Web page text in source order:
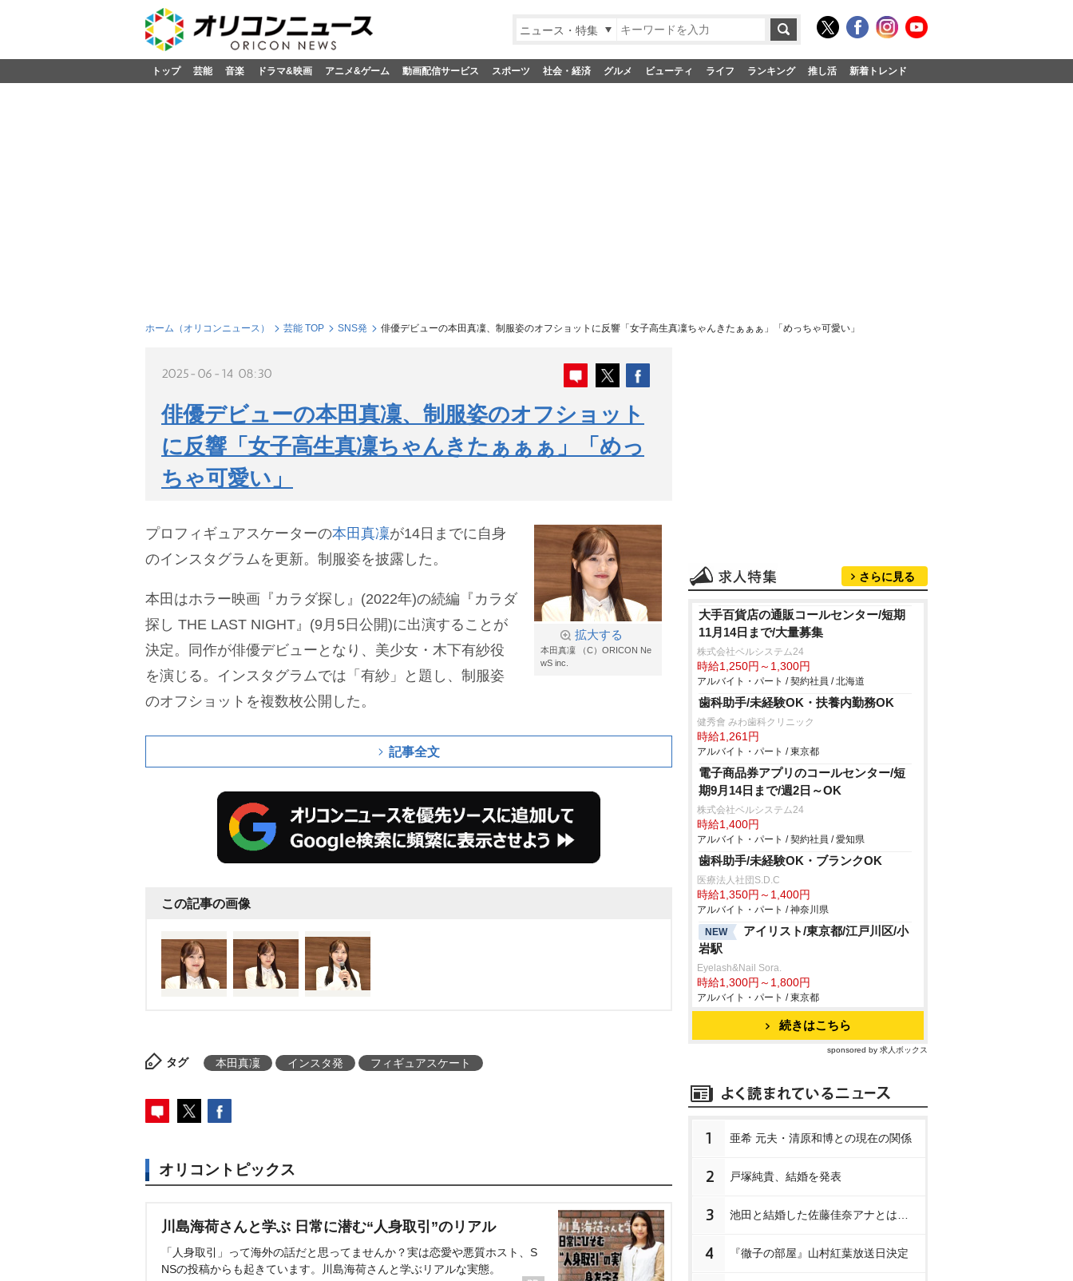
ニュース・特集
トップ 芸能 音楽 ドラマ&映画 アニメ&ゲーム 動画配信サービス スポーツ 社会・経済 グルメ ビューティ ライフ ランキング 推し活 新着トレンド
ホーム（オリコンニュース） 芸能 TOP SNS発 俳優デビューの本田真凜、制服姿のオフショットに反響「女子高生真凜ちゃんきたぁぁぁ」「めっちゃ可愛い」
2025-06-14 08:30
俳優デビューの本田真凜、制服姿のオフショット
に反響「女子高生真凜ちゃんきたぁぁぁ」「めっ
ちゃ可愛い」
拡大する
本田真凜 （C）ORICON Ne
wS inc.
プロフィギュアスケーターの本田真凜が14日までに自身
のインスタグラムを更新。制服姿を披露した。
本田はホラー映画『カラダ探し』(2022年)の続編『カラダ
探し THE LAST NIGHT』(9月5日公開)に出演することが
決定。同作が俳優デビューとなり、美少女・木下有紗役
を演じる。インスタグラムでは「有紗」と題し、制服姿
のオフショットを複数枚公開した。
記事全文
この記事の画像
タグ 本田真凜 インスタ発 フィギュアスケート
オリコントピックス
川島海荷さんと学ぶ 日常に潜む“人身取引”のリアル
「人身取引」って海外の話だと思ってませんか？実は恋愛や悪質ホスト、S
NSの投稿からも起きています。川島海荷さんと学ぶリアルな実態。
さらに見る
大手百貨店の通販コールセンター/短期
11月14日まで/大量募集
株式会社ベルシステム24
時給1,250円～1,300円
アルバイト・パート / 契約社員 / 北海道
歯科助手/未経験OK・扶養内勤務OK
健秀會 みわ歯科クリニック
時給1,261円
アルバイト・パート / 東京都
電子商品券アプリのコールセンター/短
期9月14日まで/週2日～OK
株式会社ベルシステム24
時給1,400円
アルバイト・パート / 契約社員 / 愛知県
歯科助手/未経験OK・ブランクOK
医療法人社団S.D.C
時給1,350円～1,400円
アルバイト・パート / 神奈川県
NEW
アイリスト/東京都/江戸川区/小
駅
Eyelash&Nail Sora.
時給1,300円～1,800円
アルバイト・パート / 東京都
続きはこちら
sponsored by 求人ボックス
1 亜希 元夫・清原和博との現在の関係
2 戸塚純貴、結婚を発表
3 池田と結婚した佐藤佳奈アナとは…
4 『徹子の部屋』山村紅葉放送日決定